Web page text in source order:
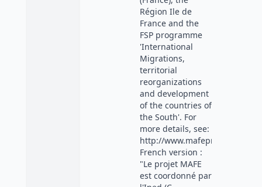
Région Ile de
France and the
FSP programme
'International
Migrations,
territorial
reorganizations
and development
of the countries of
the South'. For
more details, see:
http://www.mafeproject.com/"
French version :
"Le projet MAFE
est coordonné par